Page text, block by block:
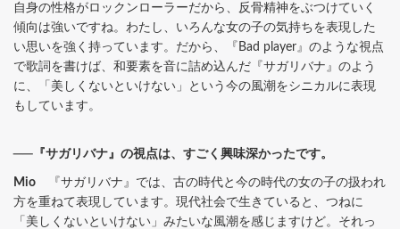
自身の性格がロックンローラーだから、反骨精神をぶつけていく
傾向は強いですね。わたし、いろんな女の子の気持ちを表現した
い思いを強く持っています。だから、『Bad player』のような視点
で歌詞を書けば、和要素を音に詰め込んだ『サガリバナ』のよう
に、「美しくないといけない」という今の風潮をシニカルに表現
もしています。
──『サガリバナ』の視点は、すごく興味深かったです。
Mio 『サガリバナ』では、古の時代と今の時代の女の子の扱われ
方を重ねて表現しています。現代社会で生きていると、つねに
「美しくないといけない」みたいな風潮を感じますけど。それっ